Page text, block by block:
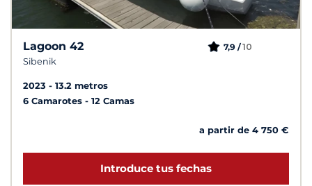
Lagoon 42
Sibenik
7,9 /10
2023
13.2 metros
6 Camarotes
12 Camas
a partir de 4 750 €
Introduce tus fechas